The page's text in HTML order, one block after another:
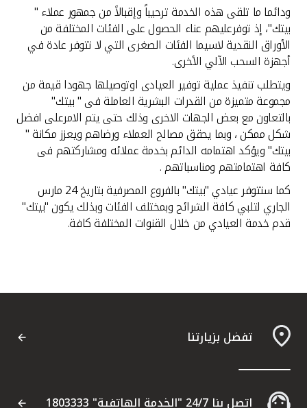
ودائما ما تلقى هذه الخدمة ترحيباً وإقبالاً من جمهور عملاء "
بيتك"، إذ توفرعليهم عناء الحصول على الفئات المختلفة من
الأوراق النقدية لاسيما الفئات الصغرى التي لا تتوفر عادة في
أجهزة السحب الآلي الأخرى.
ويتطلب تنفيذ عملية توفير العيادى اوتوصيلها جهودا قيمة من
مجموعة متميزة من القدرات البشرية العاملة فى " بيتك"
بالتعاون مع بعض الجهات الاخرى وذلك حتى يتم الامرعلى افضل
شكل ممكن ، وبما يحقق مصالح العملاء ورضاهم ويعزز مكانة "
بيتك" ويؤكد اهتمامه الدائم بخدمة عملائه ومشاركتهم فى
كافة اهتمامتهم ومناسباتهم .
كما ستتوفر عيادي "بيتك" بالفروع المصرفية بتاريخ 24 مارس
الجاري لتلبي كافة الشرائح وبمختلف الفئات وبذلك يكون "بيتك"
قدم خدمة العيادي من خلال القنوات المختلفة كافة.
تفضل بزيارتنا
اتصل بنا 24/7 "الخدمة الهاتفية" 1803333